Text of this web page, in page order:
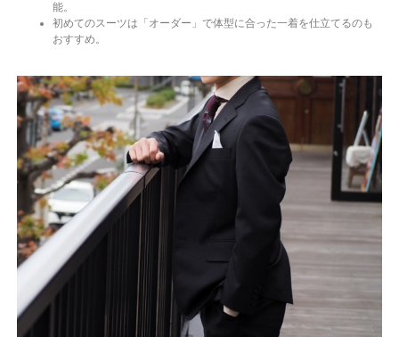
能。
初めてのスーツは「オーダー」で体型に合った一着を仕立てるのも
おすすめ。